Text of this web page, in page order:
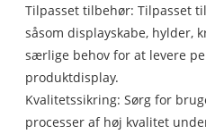
Tilpasset tilbehør: Tilpasset
såsom displayskabe, hylder,
særlige behov for at levere
produktdisplay.
Kvalitetssikring: Sørg for
processer af høj kvalitet